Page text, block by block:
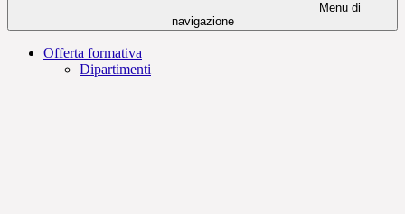
Menu di
navigazione
Offerta formativa
Dipartimenti